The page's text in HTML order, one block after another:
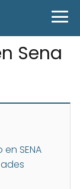
Sena
SENA